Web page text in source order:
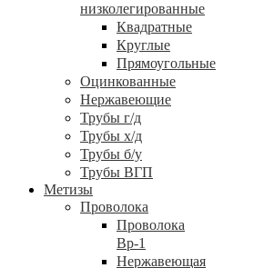
низколегированные
Квадратные
Круглые
Прямоугольные
Оцинкованные
Нержавеющие
Трубы г/д
Трубы х/д
Трубы б/у
Трубы ВГП
Метизы
Проволока
Проволока
Вр-1
Нержавеющая